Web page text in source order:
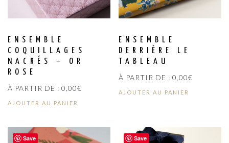
ENSEMBLE
COQUILLAGES
NACRÉS – OR
ROSE
À PARTIR DE : 0,00€
AJOUTER AU PANIER
ENSEMBLE
DERRIÈRE LE
TABLEAU
À PARTIR DE :0,00€
AJOUTER AU PANIER
Save Save